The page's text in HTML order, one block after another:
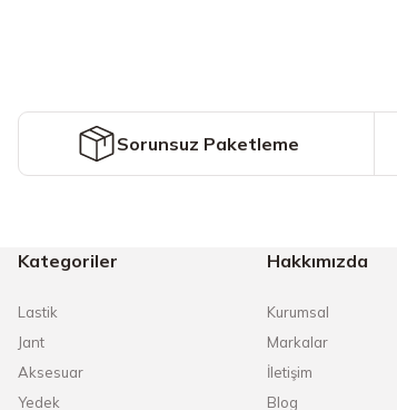
Ürün fiyatı diğer sitelerden daha pahalı.
Bu ürüne benzer farklı alternatifler olmalı.
Sorunsuz Paketleme
Kategoriler
Lastik
Jant
Aksesuar
Yedek
Hakkımızda
Kurumsal
Markalar
İletişim
Blog